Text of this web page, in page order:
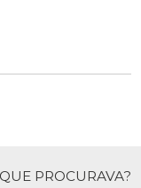
PROCURAVA?